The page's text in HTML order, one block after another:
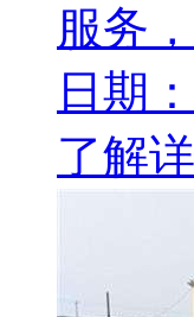
服务
日期
了解